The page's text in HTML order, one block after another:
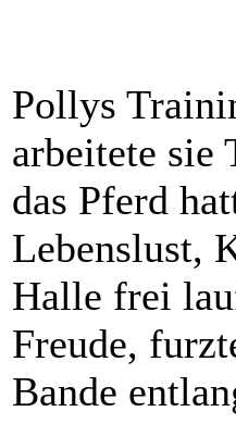
Pollys
arbeitete sie
das Pferd
Lebenslust,
Halle frei
Freude,
Bande